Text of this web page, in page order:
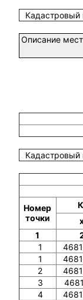
Кадастровый
Описание
Кадастровый
Номер
точки
1
1
1
2
3
4